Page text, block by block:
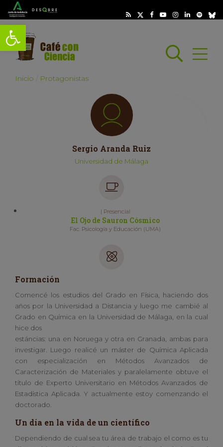
Abrir barra de herramientas
Abrir
Inicio Protagonistas
Sergio Aranda Ruiz
Universidad de Málaga
| Presencial
El Ojo de Sauron Cósmico
Fac. Psicología y Educación (UMA)
Formación
Comencé los estudios del Grado en Física, haciendo dos
años por la Universidad a Distancia y luego me cambié al
Grado en Química en la Universidad de Málaga, en la cual
hice dos
estáncias: una en Noruega y otra en Granada, ambas para
investigar. Luego realicé un máster de Química Aplicada
con especialización en Métodos Avanzados de
Caracterización de Materiales y paralelamente obtuve el
título de Experto Universitario en Métodos Avanzados de
Estadística Aplicada. Y actualmente estoy comenzando el
doctorado.
Un día en la vida de un científico
Dependiendo de cual sea tu área de trabajo el como es tu